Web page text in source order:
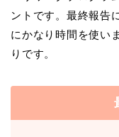
ントです。最終報告
にかなり時間を使い
りです。